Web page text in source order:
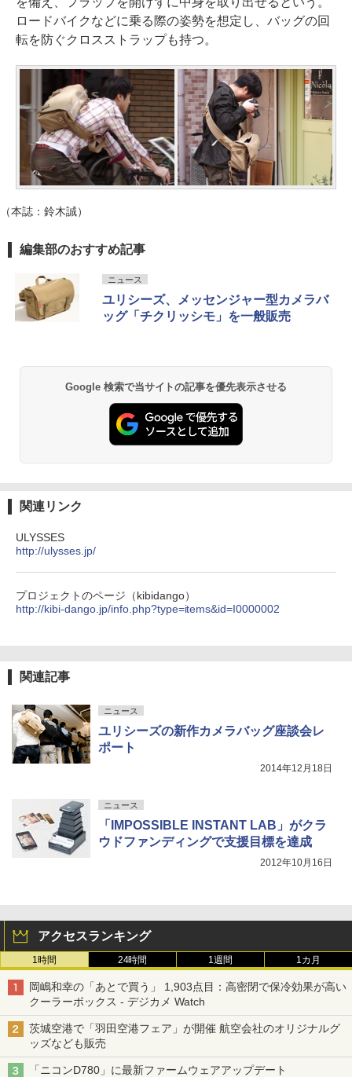
ロードバイクなどに乗る際の姿勢を想定し、バッグの回
転を防ぐクロスストラップも持つ。
（本誌：鈴木誠）
編集部のおすすめ記事
ニュース
ユリシーズ、メッセンジャー型カメラバ
ッグ「チクリッシモ」を一般販売
Google 検索で当サイトの記事を優先表示させる
関連リンク
ULYSSES
http://ulysses.jp/
プロジェクトのページ（kibidango）
http://kibi-dango.jp/info.php?type=items&id=I0000002
関連記事
ニュース
ユリシーズの新作カメラバッグ座談会レ
ポート
2014年12月18日
ニュース
「IMPOSSIBLE INSTANT LAB」がクラ
ウドファンディングで支援目標を達成
2012年10月16日
アクセスランキング
1時間 24時間 1週間 1カ月
岡嶋和幸の「あとで買う」 1,903点目：高密閉で保冷効果が高い
クーラーボックス - デジカメ Watch
茨城空港で「羽田空港フェア」が開催 航空会社のオリジナルグ
ッズなども販売
「ニコンD780」に最新ファームウェアアップデート